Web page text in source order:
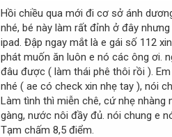
Hồi chiều qua mới đi cơ sở ánh
nhé, bé này làm rất đỉnh ở đây
ipad. Đập ngay mắt là e gái số 112
phát muốn ăn luôn e nó các ông ơi.
đâu được ( làm thái phê thôi rồi ).
nhé ( ae có check xin nhẹ tay ), nói
Làm tình thì miễn chê, cứ nhẹ
gàng, nước nôi đầy đủ. nói chung e
Tạm chấm 8,5 điểm.